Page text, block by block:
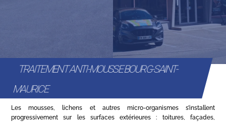
TRAITEMENT ANTI-MOUSSE BOURG-SAINT-
MAURICE
Les mousses, lichens et autres micro-organismes s’installent
progressivement sur les surfaces extérieures : toitures, façades,